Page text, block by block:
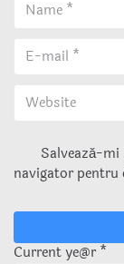
Salvează-
navigator pentru
Current ye@r *